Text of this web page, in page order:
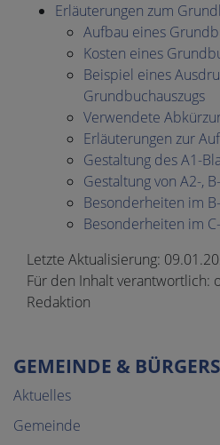
GEMEINDE &
Aktuelles
Gemeinde
Erläuterungen zum
Aufbau eines
Kosten eines
Beispiel eines
Grundbuchauszugs
Verwendete
Erläuterungen zur
Gestaltung des A1-
Gestaltung von A2-,
Besonderheiten im
Besonderheiten im
Letzte Aktualisierung:
Für den Inhalt verantwortlich:
Redaktion